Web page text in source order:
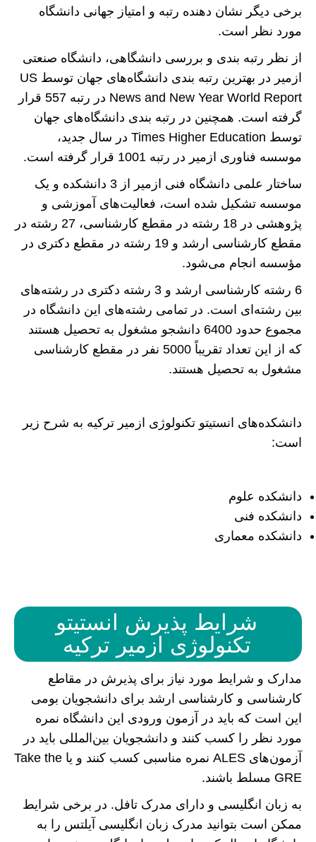
برخی دیگر نشان دهنده رتبه و امتیاز جهانی دانشگاه
مورد نظر است.
از نظر رتبه بندی و بررسی دانشگاهی، دانشگاه صنعتی
ازمیر در بهترین رتبه بندی دانشگاه‌های جهان توسط US
News and New Year World Report در رتبه 557 قرار
گرفته است. همچنین در رتبه بندی دانشگاه‌های جهان
توسط Times Higher Education در سال جدید،
موسسه فناوری ازمیر در رتبه 1001 قرار گرفته است.
ساختار علمی دانشگاه فنی ازمیر از 3 دانشکده و یک
موسسه تشکیل شده است، فعالیت‌های آموزشی و
پژوهشی در 18 رشته در مقطع کارشناسی، 27 رشته در
مقطع کارشناسی ارشد و 19 رشته در مقطع دکتری در
مؤسسه انجام می‌شود.
6 رشته کارشناسی ارشد و 3 رشته دکتری در رشته‌های
بین رشته‌ای است. در تمامی رشته‌های این دانشگاه در
مجموع حدود 6400 دانشجو مشغول به تحصیل هستند
که از این تعداد تقریباً 5000 نفر در مقطع کارشناسی
مشغول به تحصیل هستند.
دانشکده‌های انستیتو تکنولوژی ازمیر ترکیه به شرح زیر
است:
دانشکده علوم
دانشکده فنی
دانشکده معماری
شرایط پذیرش انستیتو
تکنولوژی ازمیر ترکیه
مدارک و شرایط مورد نیاز برای پذیرش در مقاطع
کارشناسی و کارشناسی ارشد برای دانشجویان بومی
این است که باید در آزمون ورودی این دانشگاه نمره
مورد نظر را کسب کنند و دانشجویان بین‌المللی باید در
آزمون‌های ALES نمره مناسبی کسب کنند و یا Take the
GRE مسلط باشند.
به زبان انگلیسی و دارای مدرک تافل. در برخی شرایط
ممکن است بتوانید مدرک زبان انگلیسی آیلتس را به